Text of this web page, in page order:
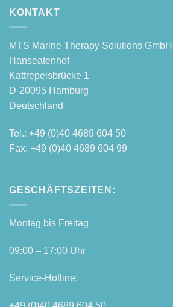
KONTAKT
MTS Mari­ne The­ra­py Solu­ti­ons GmbH
Hanseatenhof
Kattre­pels­brü­cke 1
D‑20095 Hamburg
Deutschland
Tel.: +49 (0)40 4689 604 50
Fax: +49 (0)40 4689 604 99
GESCHÄFTSZEITEN:
Mon­tag bis Freitag
09:00 – 17:00 Uhr
Ser­vice-Hot­line: